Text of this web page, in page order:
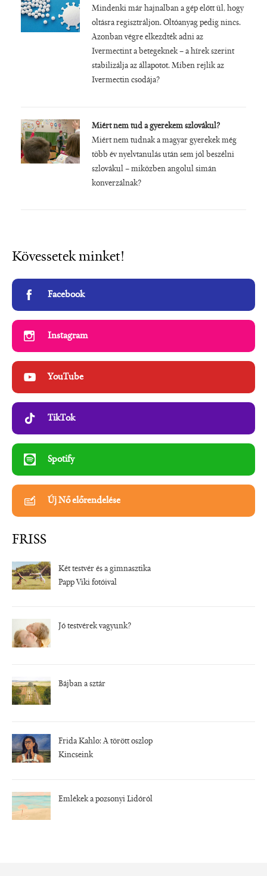
Mindenki már hajnalban a gép előtt ül, hogy
oltásra regisztráljon. Oltóanyag pedig nincs.
Azonban végre elkezdték adni az
Ivermectint a betegeknek – a hírek szerint
stabilizálja az állapotot. Miben rejlik az
Ivermectin csodája?
Miért nem tud a gyerekem szlovákul?
Miért nem tudnak a magyar gyerekek még
több év nyelvtanulás után sem jól beszélni
szlovákul – miközben angolul simán
konverzálnak?
Kövessetek minket!
Facebook
Instagram
YouTube
TikTok
Spotify
Új Nő előrendelése
FRISS
Két testvér és a gimnasztika
Papp Viki fotóival
Jó testvérek vagyunk?
Bájban a sztár
Frida Kahlo: A törött oszlop
Kincseink
Emlékek a pozsonyi Lidóról